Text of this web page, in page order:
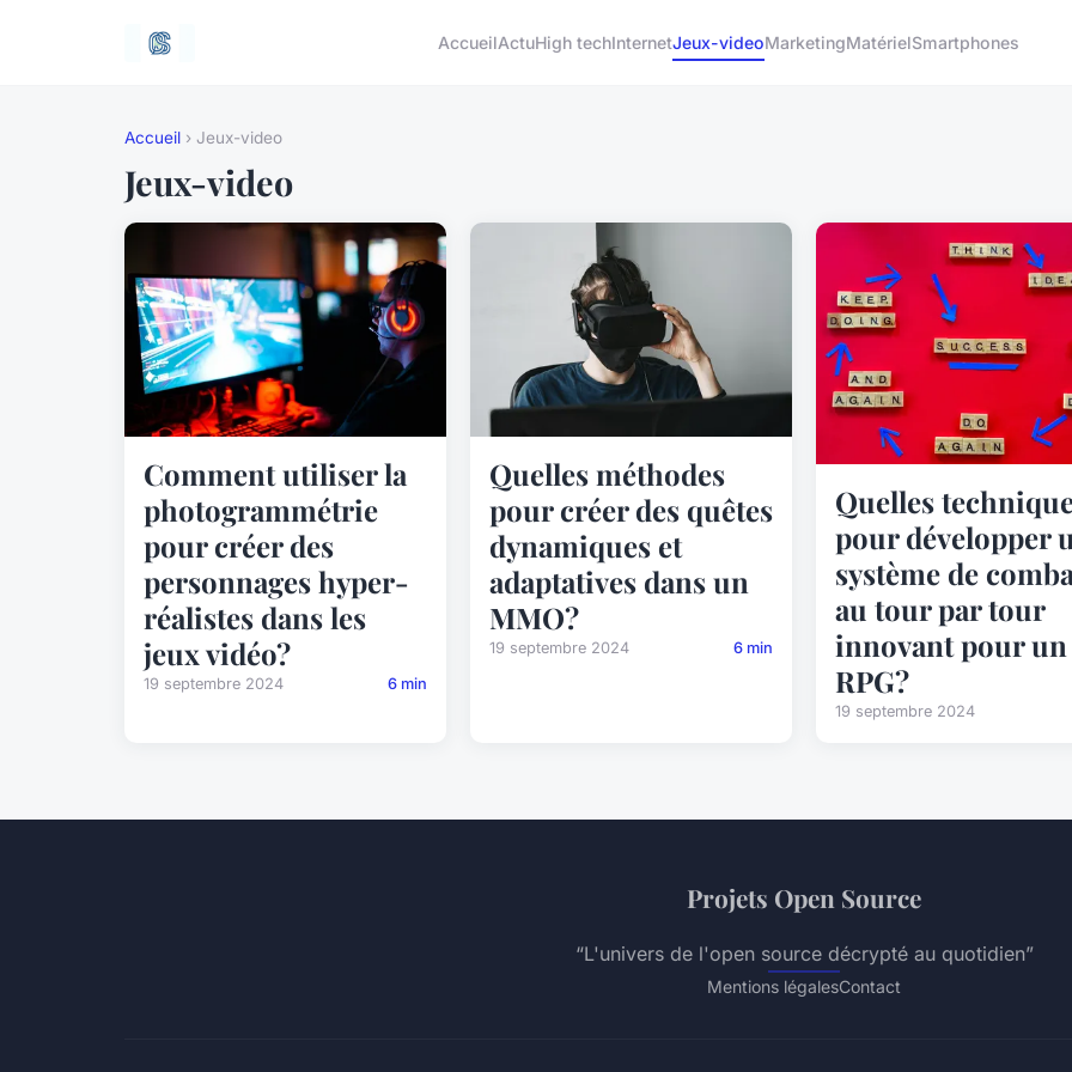
AccueilActuHigh techInternetJeux-videoMarketingMatérielSmartphones
Accueil › Jeux-video
Jeux-video
Comment utiliser la
photogrammétrie
pour créer des
personnages hyper-
réalistes dans les
jeux vidéo?
19 septembre 2024 6 min
Quelles méthodes
pour créer des quêtes
dynamiques et
adaptatives dans un
MMO?
19 septembre 2024 6 min
Quelles
pour développer
système de
au tour par tour
innovant pour un
RPG?
19 septembre 2024
Projets Open Source
“L'univers de l'open source décrypté au quotidien”
Mentions légalesContact